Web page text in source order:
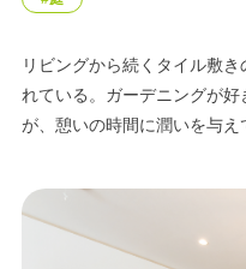
リビングから続くタイル敷
れている。ガーデニングが
が、憩いの時間に潤いを与え